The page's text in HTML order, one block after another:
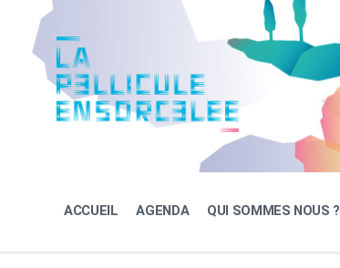
content
navigation
footer
ACCUEIL AGENDA QUI SOMMES NOUS ?